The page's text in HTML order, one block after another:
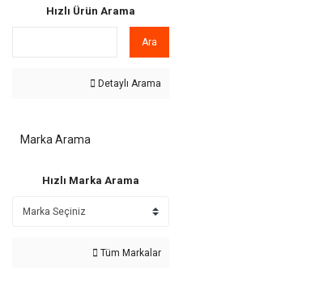
Hızlı Ürün Arama
Ara
Detaylı Arama
Marka Arama
Hızlı Marka Arama
Tüm Markalar